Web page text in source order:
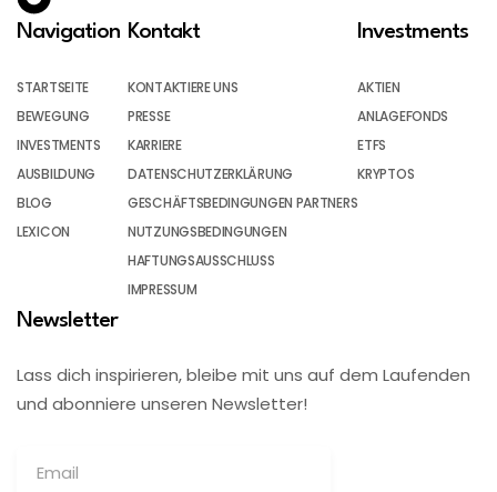
Navigation
STARTSEITE
BEWEGUNG
INVESTMENTS
AUSBILDUNG
BLOG
LEXICON
Kontakt
KONTAKTIERE UNS
PRESSE
KARRIERE
DATENSCHUTZERKLÄRUNG
GESCHÄFTSBEDINGUNGEN PARTNERS
NUTZUNGSBEDINGUNGEN
HAFTUNGSAUSSCHLUSS
IMPRESSUM
Investments
AKTIEN
ANLAGEFONDS
ETFS
KRYPTOS
Newsletter
Lass dich inspirieren, bleibe mit uns auf dem Laufenden
und abonniere unseren Newsletter!